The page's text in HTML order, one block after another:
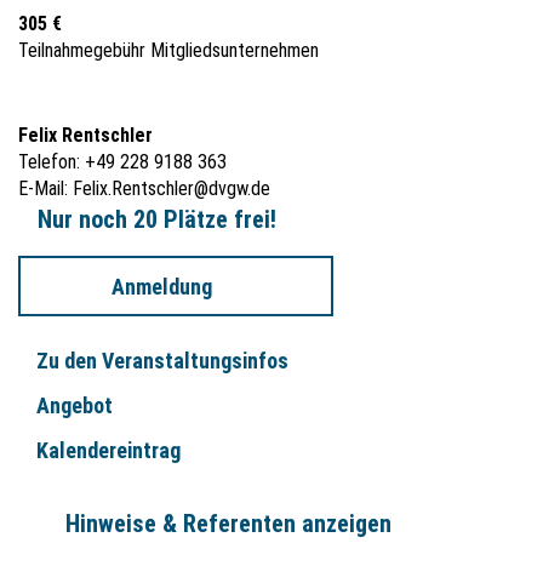
305 €
Teilnahmegebühr Mitgliedsunternehmen
Felix Rentschler
Telefon: +49 228 9188 363
E-Mail: Felix.Rentschler@dvgw.de
Nur noch 20 Plätze frei!
Anmeldung
Zu den Veranstaltungsinfos
Angebot
Kalendereintrag
Hinweise & Referenten anzeigen